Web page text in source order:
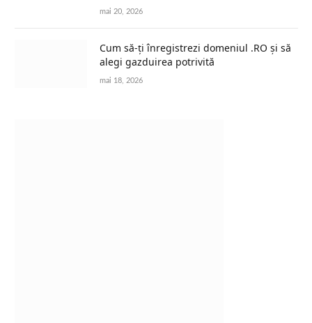
mai 20, 2026
Cum să-ți înregistrezi domeniul .RO și să
alegi gazduirea potrivită
mai 18, 2026